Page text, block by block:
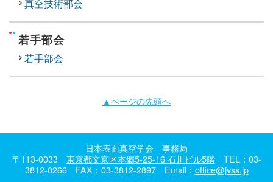
真空技術部会
若手部会
若手部会
▲ページの先頭へ
日本表面真空学会 事務局
〒113-0033 東京都文京区本郷5-25-16 石川ビル5階TEL：03-
3812-0266 FAX：03-3812-2897 Email： office@jvss.jp